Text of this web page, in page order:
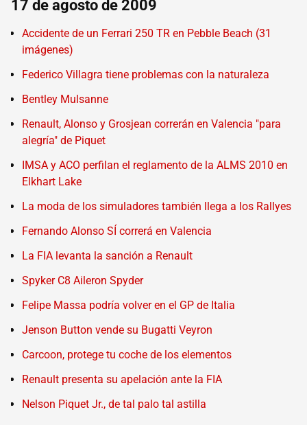
17 de agosto de 2009
Accidente de un Ferrari 250 TR en Pebble Beach (31
imágenes)
Federico Villagra tiene problemas con la naturaleza
Bentley Mulsanne
Renault, Alonso y Grosjean correrán en Valencia "para
alegría" de Piquet
IMSA y ACO perfilan el reglamento de la ALMS 2010 en
Elkhart Lake
La moda de los simuladores también llega a los Rallyes
Fernando Alonso SÍ correrá en Valencia
La FIA levanta la sanción a Renault
Spyker C8 Aileron Spyder
Felipe Massa podría volver en el GP de Italia
Jenson Button vende su Bugatti Veyron
Carcoon, protege tu coche de los elementos
Renault presenta su apelación ante la FIA
Nelson Piquet Jr., de tal palo tal astilla